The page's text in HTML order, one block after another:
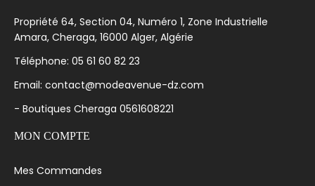
Propriété 64, Section 04, Numéro 1, Zone Industrielle
Amara, Cheraga, 16000 Alger, Algérie
Téléphone: 05 61 60 82 23
Email: contact@modeavenue-dz.com
- Boutiques Cheraga 0561608221
MON COMPTE
Mes Commandes